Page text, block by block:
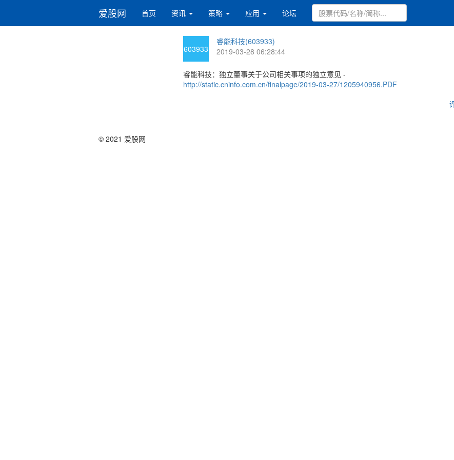
爱股网 首页 资讯 策略 应用 论坛
603933
睿能科技(603933)
2019-03-28 06:28:44
睿能科技：独立董事关于公司相关事项的独立意见 -
http://static.cninfo.com.cn/finalpage/2019-03-27/1205940956.PDF
© 2021 爱股网